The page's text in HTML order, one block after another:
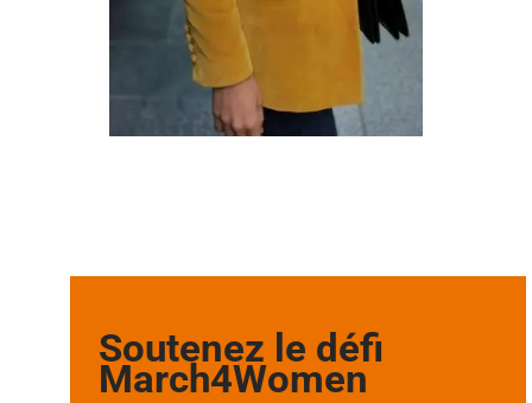
Soutenez le défi
March4Women